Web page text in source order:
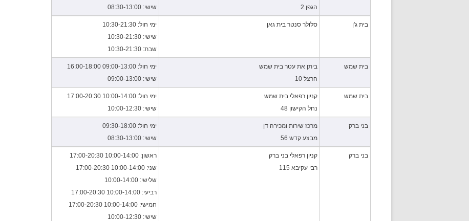
הגפן 2
שישי: 08:30-13:00
בית ג'ן סלולר סנטר בית גאן
ימי חול: 10:30-21:30
שישי: 10:30-21:30
שבת: 10:30-21:30
בית שמש
ביתן את עטר בית שמש
הרצל 10
ימי חול: 09:00-13:00 16:00-18:00
שישי: 09:00-13:00
בית שמש
קניון רפאלי בית שמש
נחל הקישון 48
ימי חול: 10:00-14:00 17:00-20:30
שישי: 10:00-12:30
בני ברק
מרכז שירות ומכירה דן
מבצע קדש 56
ימי חול: 09:30-18:00
שישי: 08:30-13:00
בני ברק
קניון רפאלי בני ברק
רבי עקיבא 115
ראשון: 10:00-14:00 17:00-20:30
שני: 10:00-14:00 17:00-20:30
שלישי: 10:00-14:00
רביעי: 10:00-14:00 17:00-20:30
חמישי: 10:00-14:00 17:00-20:30
שישי: 10:00-12:30